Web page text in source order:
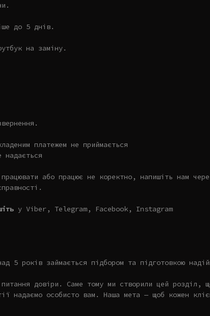
до 5 днів.
на заміну.
платежем не приймається
або працює не коректно, напишіть нам
у Viber, Telegram, Facebook, Instagram
5 років займається підбором та підготовкою
довіри. Саме тому ми створили цей розділ,
надаємо особисто вам. Наша мета — щоб кожен